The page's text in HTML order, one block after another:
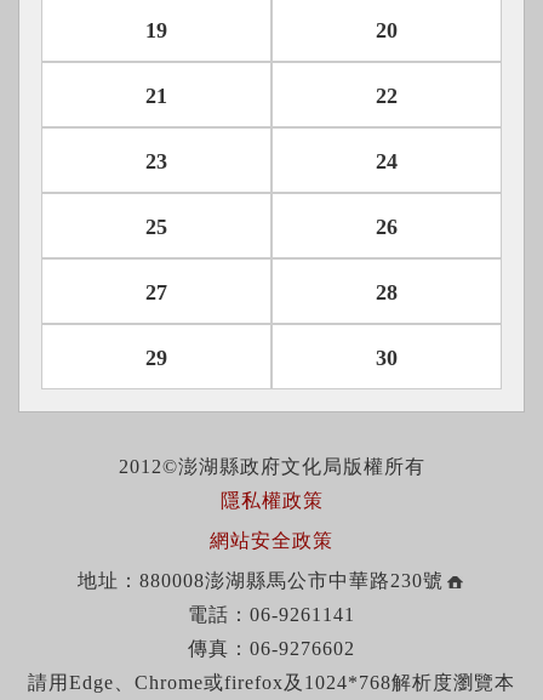
19 20
21 22
23 24
25 26
27 28
29 30
2012©澎湖縣政府文化局版權所有
隱私權政策
網站安全政策
地址：880008澎湖縣馬公市中華路230號
電話：06-9261141
傳真：06-9276602
請用Edge、Chrome或firefox及1024*768解析度瀏覽本